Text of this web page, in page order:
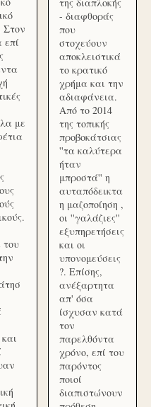
Στον
επί
με
του
- διαφθοράς
που
στοχεύουν
αποκλειστικά
το κρατικό
χρήμα και την
αδιαφάνεια.
Από το 2014
της τοπικής
προβοκάτσιας
''τα καλύτερα
ήταν
μπροστά'' η
αυταπόδεικτα
η μαζοποίηση ,
οι ''γαλάζιες''
εξυπηρετήσεις
και οι
υπονομεύσεις
?. Επίσης,
ανέξαρτητα
απ' όσα
ίσχυσαν κατά
τον
παρελθόντα
χρόνο, επί του
παρόντος
ποιοί
διαπιστώνουν